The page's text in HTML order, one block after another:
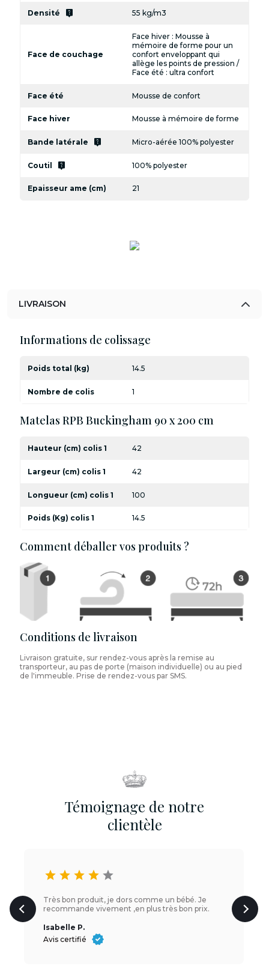
Densité live_help 55 kg/m3
Face de couchage
Face hiver : Mousse à
mémoire de forme pour un
confort enveloppant qui
allège les points de pression /
Face été : ultra confort
Face été Mousse de confort
Face hiver Mousse à mémoire de forme
Bande latérale live_help Micro-aérée 100% polyester
Coutil live_help 100% polyester
Epaisseur ame (cm) 21
LIVRAISON
Informations de colissage
Poids total (kg) 14.5
Nombre de colis 1
Matelas RPB Buckingham 90 x 200 cm
Hauteur (cm) colis 1 42
Largeur (cm) colis 1 42
Longueur (cm) colis 1 100
Poids (Kg) colis 1 14.5
Comment déballer vos produits ?
Conditions de livraison
Livraison gratuite, sur rendez-vous après la remise au
transporteur, au pas de porte (maison individuelle) ou au pied
de l'immeuble. Prise de rendez-vous par SMS.
Témoignage de notre
clientèle
star star star star star
Très bon produit, je dors comme un bébé. Je
recommande vivement ,en plus très bon prix.
Isabelle P.
Avis certifié